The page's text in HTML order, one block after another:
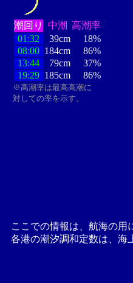
潮回り 中潮 高潮率
01:32
39cm
18%
08:00 184cm
86%
13:44
79cm
37%
19:29 185cm 86%
※高潮率は最高高潮に
対しての率を示す。
ここでの情報は、航海の用
各港の潮汐調和定数は、海